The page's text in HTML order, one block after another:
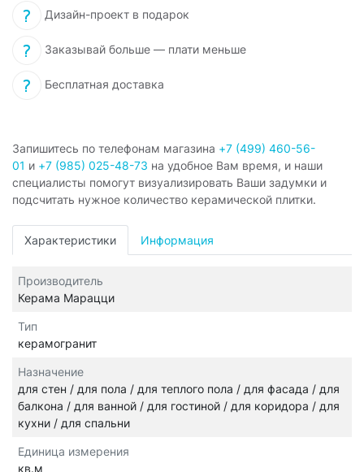
Дизайн-проект в подарок
Заказывай больше — плати меньше
Бесплатная доставка
Запишитесь по телефонам магазина +7 (499) 460-56-
01 и +7 (985) 025-48-73 на удобное Вам время, и наши
специалисты помогут визуализировать Ваши задумки и
подсчитать нужное количество керамической плитки.
Характеристики Информация
Производитель
Керама Марацци
Тип
керамогранит
Назначение
для стен / для пола / для теплого пола / для фасада / для
балкона / для ванной / для гостиной / для коридора / для
кухни / для спальни
Единица измерения
кв.м